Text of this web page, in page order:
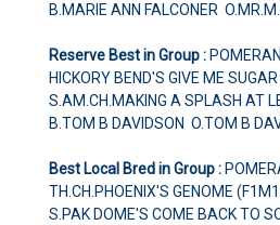
B.MARIE ANN FALCONER
Reserve Best in Group :
HICKORY BEND'S GIVE ME
S.AM.CH.MAKING A SPLASH AT
B.TOM B DAVIDSON O.TOM B
Best Local Bred in Group :
TH.CH.PHOENIX'S GENOME
S.PAK DOME'S COME BACK TO